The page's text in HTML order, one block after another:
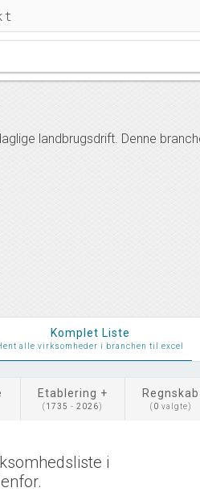
landbrugsdrift. Denne
Komplet Liste
alle virksomheder i branchen til excel
Etablering +
( 1735 - 2026)
Regnskab
( 0 valgte)
i